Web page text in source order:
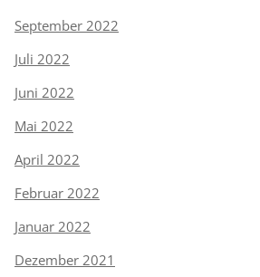
September 2022
Juli 2022
Juni 2022
Mai 2022
April 2022
Februar 2022
Januar 2022
Dezember 2021